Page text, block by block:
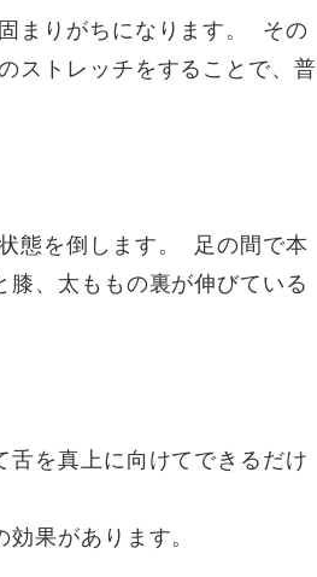
まりがちになります。 その
ストレッチをすることで、普
態を倒します。 足の間で本
、太ももの裏が伸びている
を真上に向けてできるだけ
果があります。